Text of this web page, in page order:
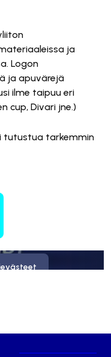
ja
Logon
ja apuvärejä
ilme taipuu eri
cup, Divari jne.)
tutustua tarkemmin